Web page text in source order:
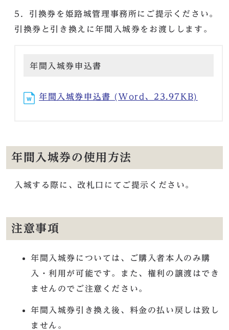
5．引換券を姫路城管理事務所にご提示ください。
引換券と引き換えに年間入城券をお渡しします。
年間入城券申込書
年間入城券申込書 (Word、23.97KB)
年間入城券の使用方法
入城する際に、改札口にてご提示ください。
注意事項
年間入城券については、ご購入者本人のみ購
入・利用が可能です。また、権利の譲渡はでき
ませんのでご注意ください。
年間入城券引き換え後、料金の払い戻しは致し
ません。